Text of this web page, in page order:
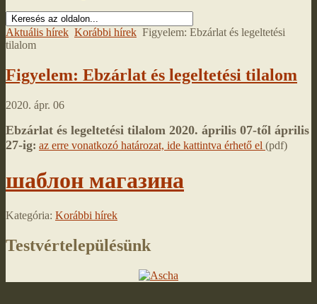
Aktuális hírek Korábbi hírek Figyelem: Ebzárlat és legeltetési
tilalom
Figyelem: Ebzárlat és legeltetési tilalom
2020. ápr. 06
Ebzárlat és legeltetési tilalom 2020. április 07-től április
27-ig: az erre vonatkozó határozat, ide kattintva érhető el (pdf)
шаблон магазина
Kategória: Korábbi hírek
Testvértelepülésünk